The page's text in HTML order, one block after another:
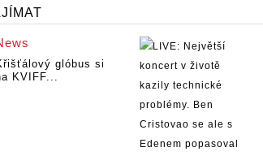
glóbus si
KVIFF...